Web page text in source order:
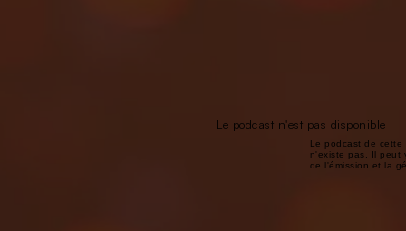
Le podcast n'est pas disponible
Le podcast de cette
n'existe pas. Il peut
de l'émission et la